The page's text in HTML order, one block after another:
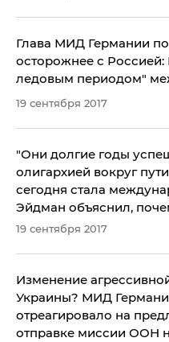
Глава МИД Германии
осторожнее с
ледовым периодом"
19 сентября 2017
​"Они долгие годы
олигархией вокруг
сегодня стала
Эйдман объяснил,
замечает опасность
19 сентября 2017
Изменение
Украины? МИД
отреагировало на
отправке миссии ООН